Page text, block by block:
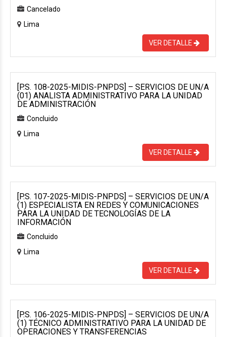
Cancelado
Lima
VER DETALLE
[P.S. 108-2025-MIDIS-PNPDS] – SERVICIOS DE UN/A
(01) ANALISTA ADMINISTRATIVO PARA LA UNIDAD
DE ADMINISTRACIÓN
Concluido
Lima
VER DETALLE
[P.S. 107-2025-MIDIS-PNPDS] – SERVICIOS DE UN/A
(1) ESPECIALISTA EN REDES Y COMUNICACIONES
PARA LA UNIDAD DE TECNOLOGÍAS DE LA
INFORMACIÓN
Concluido
Lima
VER DETALLE
[P.S. 106-2025-MIDIS-PNPDS] – SERVICIOS DE UN/A
(1) TÉCNICO ADMINISTRATIVO PARA LA UNIDAD DE
OPERACIONES Y TRANSFERENCIAS